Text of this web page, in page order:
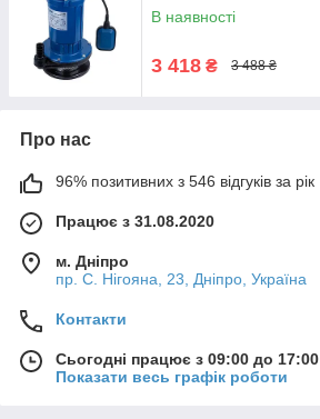
В наявності
3 418 ₴ 3 488 ₴
Про нас
96% позитивних з 546 відгуків за рік
Працює з 31.08.2020
м. Дніпро
пр. С. Нігояна, 23, Дніпро, Україна
Контакти
Сьогодні працює з 09:00 до 17:00
Показати весь графік роботи